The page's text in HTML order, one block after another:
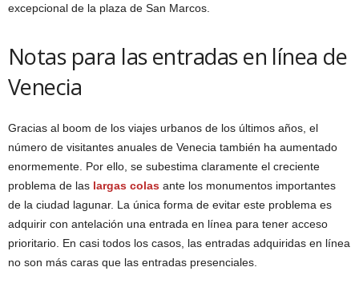
excepcional de la plaza de San Marcos.
Notas para las entradas en línea de
Venecia
Gracias al boom de los viajes urbanos de los últimos años, el
número de visitantes anuales de Venecia también ha aumentado
enormemente. Por ello, se subestima claramente el creciente
problema de las largas colas ante los monumentos importantes
de la ciudad lagunar. La única forma de evitar este problema es
adquirir con antelación una entrada en línea para tener acceso
prioritario. En casi todos los casos, las entradas adquiridas en línea
no son más caras que las entradas presenciales.